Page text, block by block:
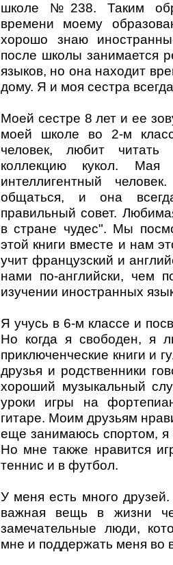
школе №238. Таким
времени моему
хорошо знаю
после школы занимается
языков, но она находит
дому. Я и моя сестра
Моей сестре 8 лет и ее
моей школе во 2-м
человек, любит
коллекцию кукол.
интеллигентный
общаться, и она
правильный совет.
в стране чудес". Мы
этой книги вместе и нам
учит французский и
нами по-английски, чем
изучении иностранных
Я учусь в 6-м классе и
Но когда я свободен, я
приключенческие книги и
друзья и родственники
хороший музыкальный
уроки игры на
гитаре. Моим друзьям
еще занимаюсь спортом, я
Но мне также нравится
теннис и в футбол.
У меня есть много
важная вещь в жизни
замечательные люди,
мне и поддержать меня во